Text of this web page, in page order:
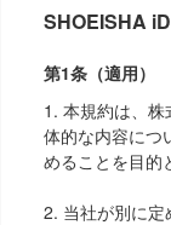
SHOEISHA
第1条（適用）
1. 本規約は、
体的な内容につ
めることを目的
2. 当社が別に定